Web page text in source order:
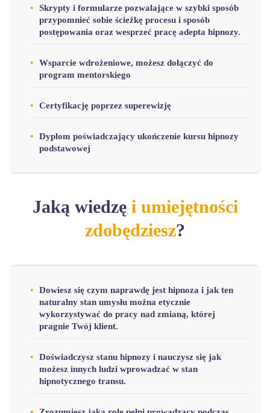
Skrypty i formularze pozwalające w szybki sposób
przypomnieć sobie ścieżkę procesu i sposób
postępowania oraz wesprzeć pracę adepta hipnozy.
Wsparcie wdrożeniowe, możesz dołączyć do
program mentorskiego
Certyfikację poprzez superewizję
Dyplom poświadczający ukończenie kursu hipnozy
podstawowej
Jaką wiedzęi umiejętności
zdobędziesz?
Dowiesz się czym naprawdę jest hipnoza i jak ten
naturalny stan umysłu można etycznie
wykorzystywać do pracy nad zmianą, której
pragnie Twój klient.
Doświadczysz stanu hipnozy i nauczysz się jak
możesz innych ludzi wprowadzać w stan
hipnotycznego transu.